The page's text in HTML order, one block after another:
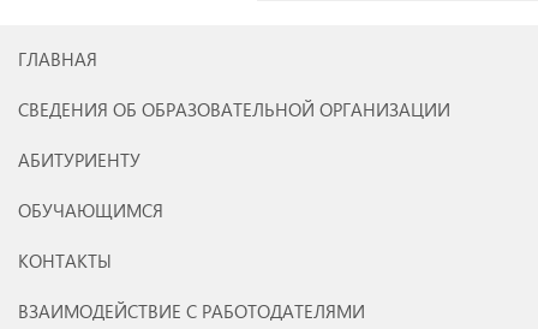
ГЛАВНАЯ
СВЕДЕНИЯ ОБ ОБРАЗОВАТЕЛЬНОЙ ОРГАНИЗАЦИИ
АБИТУРИЕНТУ
ОБУЧАЮЩИМСЯ
КОНТАКТЫ
ВЗАИМОДЕЙСТВИЕ С РАБОТОДАТЕЛЯМИ